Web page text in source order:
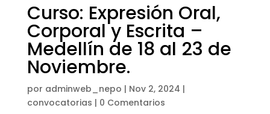
Curso: Expresión Oral,
Corporal y Escrita –
Medellín de 18 al 23 de
Noviembre.
por adminweb_nepo | Nov 2, 2024 |
convocatorias | 0 Comentarios